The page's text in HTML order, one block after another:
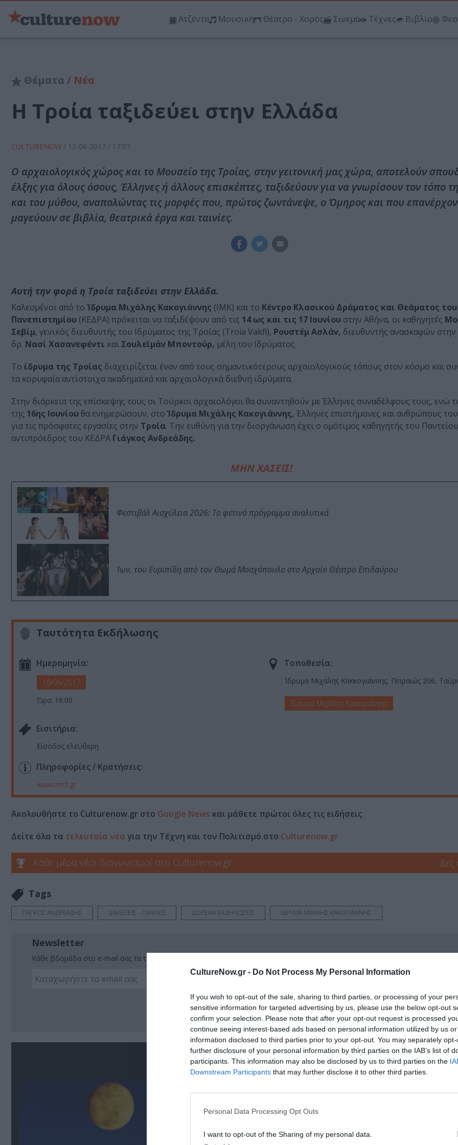
CultureNow.gr - Do Not Process My Personal Information
If you wish to opt-out of the sale, sharing to third parties, or processing of your
sensitive information for targeted advertising by us, please use the below opt-out
confirm your selection. Please note that after your opt-out request is processed
continue seeing interest-based ads based on personal information utilized by us
information disclosed to third parties prior to your opt-out. You may separately
further disclosure of your personal information by third parties on the IAB’s list of
participants. This information may also be disclosed by us to third parties on the
Downstream Participants that may further disclose it to other third parties.
Personal Data Processing Opt Outs
I want to opt-out of the Sharing of my personal data.
Ατζέντα Μουσική Θέατρο - Χορός Σινεμά Τέχνες Βιβλίο
Θέματα / Νέα
Η Τροία ταξιδεύει στην Ελλάδα
CULTURENOW / 12-06-2017 / 17:07
Ο αρχαιολογικός χώρος και το Μουσείο της Τροίας, στην γειτονική μας χώρα, αποτελούν
έλξης για όλους όσους, Έλληνες ή άλλους επισκέπτες, ταξιδεύουν για να γνωρίσουν τον τόπο
και του μύθου, αναπολώντας τις μορφές που, πρώτος ζωντάνεψε, ο Όμηρος και που
μαγεύουν σε βιβλία, θεατρικά έργα και ταινίες.
Αυτή την φορά η Τροία ταξιδεύει στην Ελλάδα.
Καλεσμένοι από το Ίδρυμα Μιχάλης Κακογιάννης (ΙΜΚ) και το Κέντρο Κλασικού Δράματος και Θεάματος
Πανεπιστημίου (ΚΕΔΡΑ) πρόκειται να ταξιδέψουν από τις 14 ως και τις 17 Ιουνίου στην Αθήνα, οι καθηγητές
Σεβίμ, γενικός διευθυντής του Ιδρύματος της Τροίας (Troia Vakfi), Ρουστέμ Ασλάν, διευθυντής ανασκαφών στην
δρ. Νασί Χασανεφέντι και Σουλεϊμάν Μποντούρ, μέλη του Ιδρύματος.
Το ίδρυμα της Τροίας διαχειρίζεται έναν από τους σημαντικότερους αρχαιολογικούς τόπους στον κόσμο και
τα κορυφαία αντίστοιχα ακαδημαϊκά και αρχαιολογικά διεθνή ιδρύματα.
Στην διάρκεια της επίσκεψης τους οι Τούρκοι αρχαιολόγοι θα συναντηθούν με Έλληνες συναδέλφους τους, ενώ
της 16ης Ιουνίου θα ενημερώσουν, στο Ίδρυμα Μιχάλης Κακογιάννης, Έλληνες επιστήμονες και ανθρώπους
για τις πρόσφατες εργασίες στην Τροία. Την ευθύνη για την διοργάνωση έχει ο ομότιμος καθηγητής του
αντιπρόεδρος του ΚΕΔΡΑ Γιάγκος Ανδρεάδης.
ΜΗΝ ΧΑΣΕΙΣ!
Φεστιβάλ Αισχύλεια 2026: Το φετινό πρόγραμμα αναλυτικά
Ίων, του Ευριπίδη από τον Θωμά Μοσχόπουλο στο Αρχαίο Θέατρο Επιδαύρου
Ταυτότητα Εκδήλωσης
Ημερομηνία:
16/06/2017
Ώρα: 16:00
Τοποθεσία:
Ίδρυμα Μιχάλης Κακκογιάννης, Πειραιώς 206,
Ίδρυμα Μιχάλης Κακογιάννης
Eισιτήρια:
Είσοδος ελεύθερη
Πληροφορίες / Κρατήσεις:
www.mcf.gr
Ακολουθήστε το Culturenow.gr στο Google News και μάθετε πρώτοι όλες τις ειδήσεις
Δείτε όλα τα τελευταία νέα για την Τέχνη και τον Πολιτισμό στο Culturenow.gr
Κάθε μέρα νέοι διαγωνισμοί στο Culturenow.gr
Tags
ΓΙΑΓΚΟΣ ΑΝΔΡΕΑΔΗΣ ΔΙΑΛΕΞΕΙΣ - ΟΜΙΛΙΕΣ ΔΩΡΕΑΝ ΕΚΔΗΛΩΣΕΙΣ ΙΔΡΥΜΑ ΜΙΧΑΛΗΣ ΚΑΚΟΓΙΑΝΝΗΣ
Newsletter
Κάθε βδομάδα στο e-mail σας τα τελευταία νέα για την Τέχνη και τον Πολιτισμό!
Ακολουθήστε το Culturenow.gr
Σχετικά Άρθρα